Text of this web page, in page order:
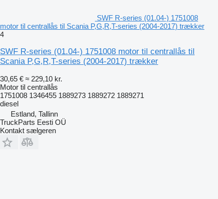
SWF R-series (01.04-) 1751008
motor til centrallås til Scania P,G,R,T-series (2004-2017) trækker
4
SWF R-series (01.04-) 1751008 motor til centrallås til
Scania P,G,R,T-series (2004-2017) trækker
30,65 € ≈ 229,10 kr.
Motor til centrallås
1751008 1346455 1889273 1889272 1889271
diesel
Estland, Tallinn
TruckParts Eesti OÜ
Kontakt sælgeren